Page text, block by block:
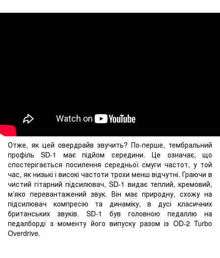
Отже, як цей овердрайв звучить? По-перше, тембральний
профіль SD-1 має підйом середини. Це означає, що
спостерігається посилення середньої смуги частот, у той
час, як низькі і високі частоти трохи менш відчутні. Граючи в
чистий гітарний підсилювач, SD-1 видає теплий, кремовий,
м’яко перевантажений звук. Він має природну, схожу на
підсилювач компресію та динаміку, в дусі класичних
британських звуків. SD-1 був головною педаллю на
педалборді з моменту його випуску разом із OD-2 Turbo
Overdrive.